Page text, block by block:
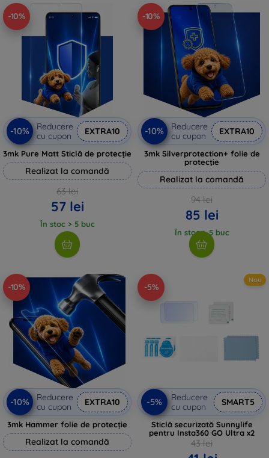
-10%
-10%
Reducere
cu cupon
EXTRA10
3mk Pure Matt Sticlă de protecție
Realizat la comandă
63 lei
57 lei
În stoc > 5 buc
-10%
-10%
Reducere
cu cupon
EXTRA10
3mk Silverprotection+ folie de
protecție
Realizat la comandă
94 lei
85 lei
În stoc > 5 buc
-10%
-10%
Reducere
cu cupon
EXTRA10
3mk Hammer folie de protecție
Realizat la comandă
-5%
Nou
-5%
Reducere
cu cupon
SMART5
Sticlă securizată Sunnylife
pentru Insta360 GO Ultra x2
43 lei